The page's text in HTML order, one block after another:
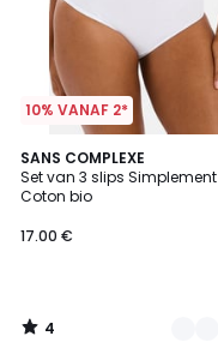
10% VANAF 2*
SANS COMPLEXE
Set van 3 slips Simplement
Coton bio
17.00 €
4
/
5
4
Kleuren
4
/